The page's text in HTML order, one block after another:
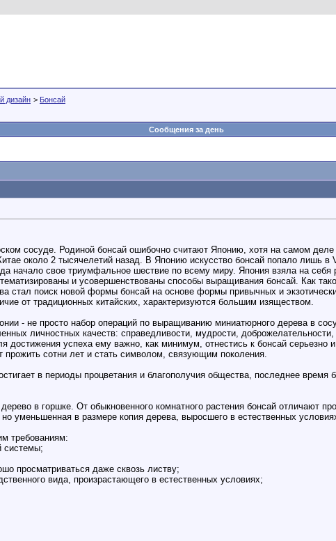
дизайн > Бонсай
Сообщения за день
сосуде. Родиной бонсай ошибочно считают Японию, хотя на самом
около 2 тысячелетий назад. В Японию искусство бонсай попало лишь в
начало свое триумфальное шествие по всему миру. Япония взяла на
и усовершенствованы способы выращивания бонсай. Как
стал поиск новой формы бонсай на основе формы привычных и
от традиционных китайских, характеризуются большим изяществом.
- не просто набор операций по выращиванию миниатюрного дерева в
личностных качеств: справедливости, мудрости,
успеха ему важно, как минимум, отнестись к бонсай серьезно
сотни лет и стать символом, связующим поколения.
в периоды процветания и благополучия общества, последнее время
в горшке. От обыкновенного комнатного растения бонсай отличают
уменьшенная в размере копия дерева, выросшего в естественных
требованиям:
системы;
просматриваться даже сквозь листву;
вида, произрастающего в естественных условиях;